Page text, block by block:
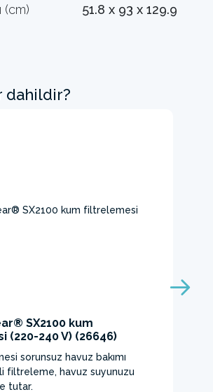
(cm) 51.8 x 93 x 129.9
dahildir?
SX2100 kum
240 V) (26646)
sorunsuz havuz bakımı
filtreleme, havuz suyunuzu
tutar.